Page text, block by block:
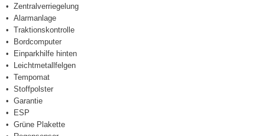
Zentralverriegelung
Alarmanlage
Traktionskontrolle
Bordcomputer
Einparkhilfe hinten
Leichtmetallfelgen
Tempomat
Stoffpolster
Garantie
ESP
Grüne Plakette